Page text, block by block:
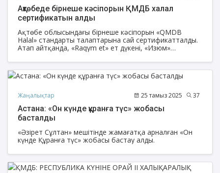
Ақтөбеде бірнеше кәсіпорын ҚМДБ халал
сертификатын алды
Ақтөбе облысындағы бірнеше кәсіпорын «QMDB
Halal» стандарты талаптарына сай сертификатталды.
Атап айтқанда, «Raqym et» ет дүкені, «Изюм»
жартылай дайын өнімдері.
Жаңалықтар 25 тамыз 2025 37
Астана: «Он күнде құранға түс» жобасы
басталды
«Әзірет Сұлтан» мешітінде жамағатқа арналған «Он
күнде Құранға түс» жобасы бастау алды.